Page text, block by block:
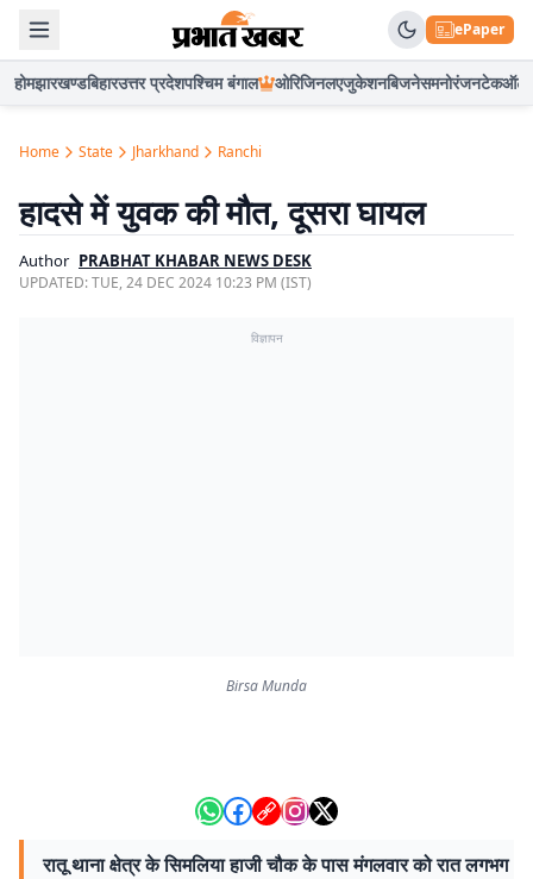
ePaper
होमझारखण्डबिहारउत्तर प्रदेशपश्चिम बंगाल ओरिजिनलएजुकेशनबिजनेसमनोरंजनटेकऑटो
Home State Jharkhand Ranchi
हादसे में युवक की मौत, दूसरा घायल
Author PRABHAT KHABAR NEWS DESK
UPDATED:TUE, 24 DEC 2024 10:23 PM (IST)
विज्ञापन
Birsa Munda
रातू थाना क्षेत्र के सिमलिया हाजी चौक के पास मंगलवार को रात लगभग